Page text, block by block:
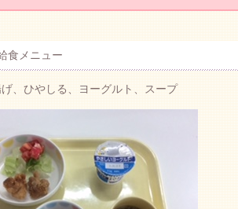
食メニュー
、ひやしる、ヨーグルト、スープ